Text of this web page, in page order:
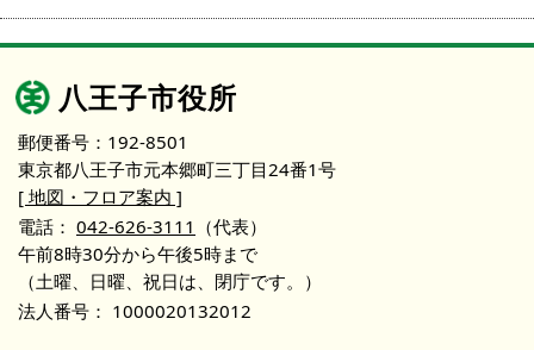
八王子市役所
郵便番号：192-8501
東京都八王子市元本郷町三丁目24番1号
[ 地図・フロア案内 ]
電話： 042-626-3111 （代表）
午前8時30分から午後5時まで
（土曜、日曜、祝日は、閉庁です。）
法人番号： 1000020132012